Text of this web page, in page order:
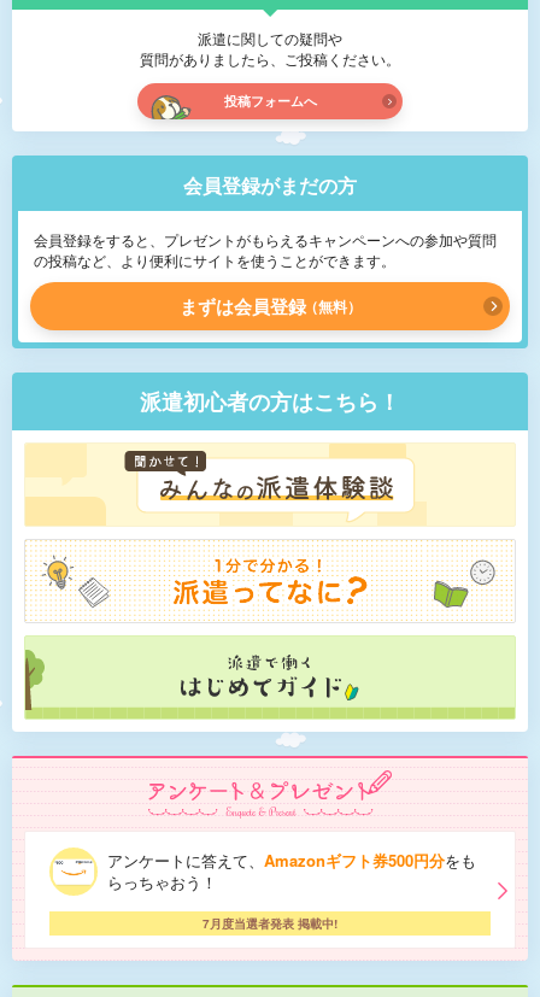
派遣に関しての疑問や
質問がありましたら、ご投稿ください。
投稿フォームへ
会員登録がまだの方
会員登録をすると、プレゼントがもらえるキャンペーンへの参加や質問
の投稿など、より便利にサイトを使うことができます。
まずは会員登録 無料
派遣初心者の方はこちら！
アンケートに答えて、 Amazonギフト券500円分をも
らっちゃおう！
7月度当選者発表 掲載中!